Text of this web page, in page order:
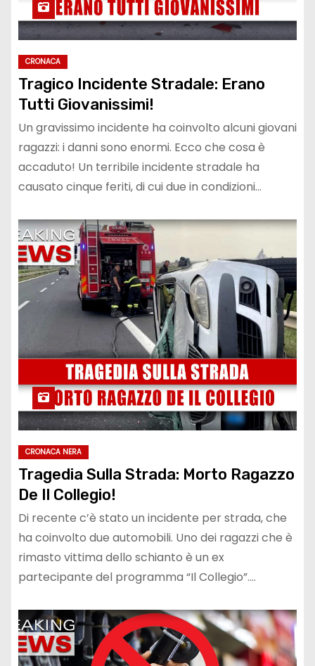
CRONACA
Tragico Incidente Stradale: Erano
Tutti Giovanissimi!
Un gravissimo incidente ha coinvolto alcuni giovani
ragazzi: i danni sono enormi. Ecco che cosa è
accaduto! Un terribile incidente stradale ha
causato cinque feriti, di cui due in condizioni…
CRONACA NERA
Tragedia Sulla Strada: Morto Ragazzo
De Il Collegio!
Di recente c’è stato un incidente per strada, che
ha coinvolto due automobili. Uno dei ragazzi che è
rimasto vittima dello schianto è un ex
partecipante del programma “Il Collegio”.…